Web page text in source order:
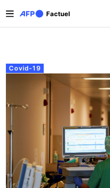
Factuel
Onglets principaux
Covid-19